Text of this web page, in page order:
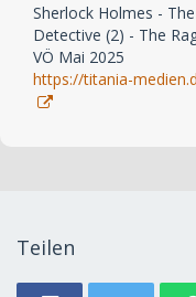
Sherlock Holmes -
Detective (2) - The
VÖ Mai 2025
https://titania-
Teilen